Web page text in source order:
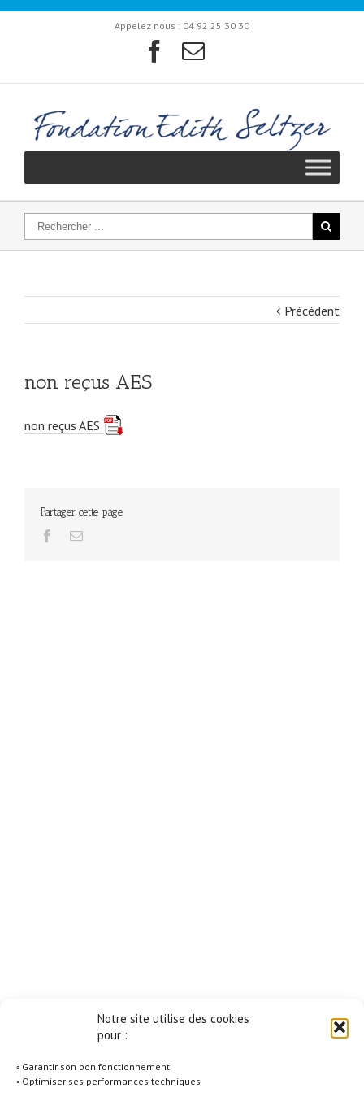
Notre site utilise des cookies
pour :
◦ Garantir son bon fonctionnement
◦ Optimiser ses performances techniques
Appelez nous : 04 92 25 30 30
Précédent
non reçus AES
non reçus AES
Partager cette page